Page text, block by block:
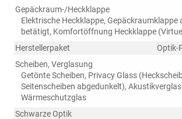
Gepäckraum-/Heckklappe
Elektrische Heckklappe, Gepäckraumklappe
betätigt, Komfortöffnung Heckklappe
Herstellerpaket
Optik-
Scheiben, Verglasung
Getönte Scheiben, Privacy Glass
Seitenscheiben abgedunkelt),
Wärmeschutzglas
Schwarze Optik